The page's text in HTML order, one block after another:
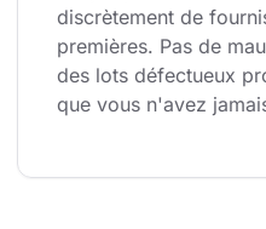
discrètement de
premières. Pas de
des lots défectueux
que vous n'avez